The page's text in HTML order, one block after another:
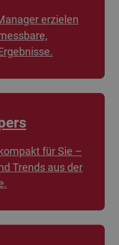
erzielen
für Sie –
Trends aus der